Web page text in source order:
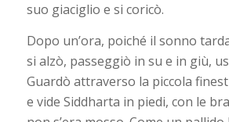
suo giaciglio e si coricò.
Dopo un’ora, poiché il sonno
si alzò, passeggiò in su e in giù,
Guardò attraverso la piccola
e vide Siddharta in piedi, con le